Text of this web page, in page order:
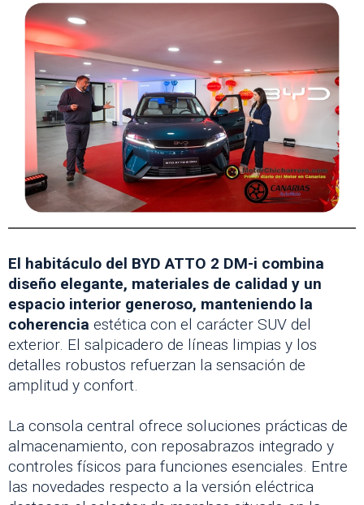
El habitáculo del BYD ATTO 2 DM-i combina
diseño elegante, materiales de calidad y un
espacio interior generoso, manteniendo la
coherencia estética con el carácter SUV del
exterior. El salpicadero de líneas limpias y los
detalles robustos refuerzan la sensación de
amplitud y confort.
La consola central ofrece soluciones prácticas de
almacenamiento, con reposabrazos integrado y
controles físicos para funciones esenciales. Entre
las novedades respecto a la versión eléctrica